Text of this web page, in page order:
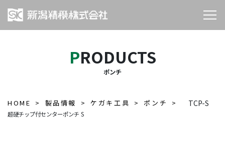
PRODUCTS
ポンチ
HOME 製品情報 ケガキ工具 ポンチ
超硬チップ付センターポンチ S
TCP-S